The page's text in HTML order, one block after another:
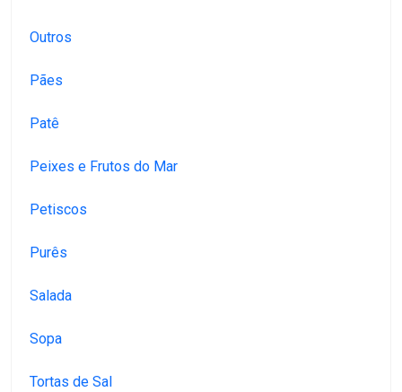
Outros
Pães
Patê
Peixes e Frutos do Mar
Petiscos
Purês
Salada
Sopa
Tortas de Sal